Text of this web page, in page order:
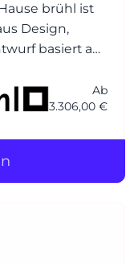
brühl ist
Design,
basiert auf
Polsterung
Ab
3.306,00 €